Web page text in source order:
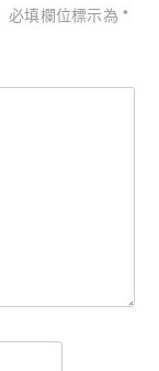
必填欄位標示為*